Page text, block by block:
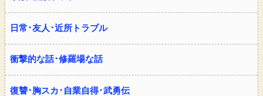
日常･友人･近所トラブル
衝撃的な話･修羅場な話
復讐･胸スカ･自業自得･武勇伝